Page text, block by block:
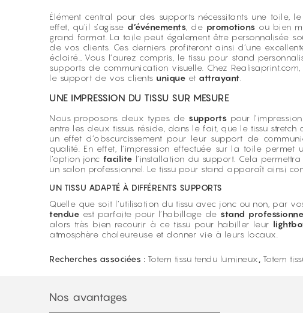
Élément central pour des supports nécessitants une toile,
effet, qu’il s’agisse d’événements , de promotions ou bien
grand format. La toile peut également être personnalisée
de vos clients. Ces derniers profiteront ainsi d’une
éclairé… Vous l’aurez compris, le tissu pour stand
supports de communication visuelle. Chez
le support de vos clients unique et attrayant
UNE IMPRESSION DU TISSU SUR MESURE
Nous proposons deux types de supports pour
entre les deux tissus réside, dans le fait, que le tissu
un effet d’obscurcissement pour leur support de
qualité. En effet, l’impression effectuée sur la toile permet
l’option jonc facilite l’installation du support. Cela
un salon professionnel. Le tissu pour stand apparaît ainsi
UN TISSU ADAPTÉ À DIFFÉRENTS SUPPORTS
Quelle que soit l’utilisation du tissu avec jonc ou non, par
tendue est parfaite pour l’habillage de stand
alors très bien recourir à ce tissu pour habiller leur
atmosphère chaleureuse et donner vie à leurs locaux.
Recherches associées : Totem tissu tendu lumineux Totem
Nos avantages